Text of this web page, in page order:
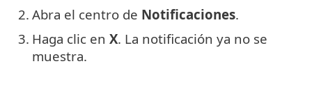
2. Abra el centro de Notificaciones.
3. Haga clic en X. La notificación ya no se
muestra.